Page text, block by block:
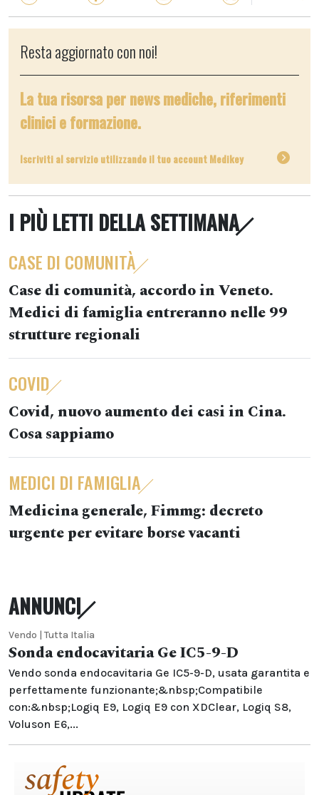
Resta aggiornato con noi!
La tua risorsa per news mediche, riferimenti
clinici e formazione.
Iscriviti al servizio utilizzando il tuo account Medikey
I PIÙ LETTI DELLA SETTIMANA
CASE DI COMUNITÀ
Case di comunità, accordo in Veneto.
Medici di famiglia entreranno nelle 99
strutture regionali
COVID
Covid, nuovo aumento dei casi in Cina.
Cosa sappiamo
MEDICI DI FAMIGLIA
Medicina generale, Fimmg: decreto
urgente per evitare borse vacanti
ANNUNCI
Vendo | Tutta Italia
Sonda endocavitaria Ge IC5-9-D
Vendo sonda endocavitaria Ge IC5-9-D, usata garantita e
perfettamente funzionante;&nbsp;Compatibile
con:&nbsp;Logiq E9, Logiq E9 con XDClear, Logiq S8,
Voluson E6,...